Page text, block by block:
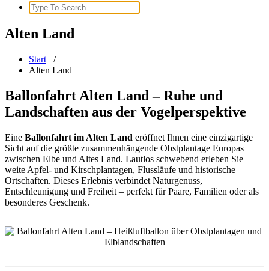
Search
for:
Alten Land
Start /
Alten Land
Ballonfahrt Alten Land – Ruhe und
Landschaften aus der Vogelperspektive
Eine Ballonfahrt im Alten Land eröffnet Ihnen eine einzigartige
Sicht auf die größte zusammenhängende Obstplantage Europas
zwischen Elbe und Altes Land. Lautlos schwebend erleben Sie
weite Apfel- und Kirschplantagen, Flussläufe und historische
Ortschaften. Dieses Erlebnis verbindet Naturgenuss,
Entschleunigung und Freiheit – perfekt für Paare, Familien oder als
besonderes Geschenk.